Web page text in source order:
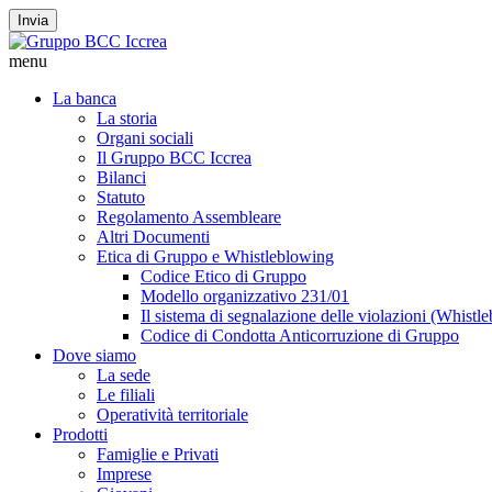
Invia
menu
La banca
La storia
Organi sociali
Il Gruppo BCC Iccrea
Bilanci
Statuto
Regolamento Assembleare
Altri Documenti
Etica di Gruppo e Whistleblowing
Codice Etico di Gruppo
Modello organizzativo 231/01
Il sistema di segnalazione delle violazioni
Codice di Condotta Anticorruzione di Gruppo
Dove siamo
La sede
Le filiali
Operatività territoriale
Prodotti
Famiglie e Privati
Imprese